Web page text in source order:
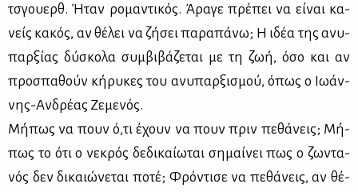
τσγου­ερθ. Ήταν ρο­μα­ντι­κός. Άρα­γε πρέ­πει να εί­ναι κα­
νείς κα­κός, αν θέ­λει να ζή­σει πα­ρα­πά­νω; Η ιδέα της ανυ­
παρ­ξί­ας δύ­σκο­λα συμ­βι­βά­ζε­ται με τη ζωή, όσο και αν
προ­σπα­θούν κή­ρυ­κες του ανυ­παρ­ξι­σμού, όπως ο Ιω­άν­
νης-Αν­δρέ­ας Ζε­με­νός.
Μή­πως να πουν ό,τι έχουν να πουν πριν πε­θά­νεις; Μή­
πως το ότι ο νε­κρός δε­δι­καί­ω­ται ση­μαί­νει πως ο ζω­ντα­
νός δεν δι­καιώ­νε­ται πο­τέ; Φρό­ντι­σε να πε­θά­νεις, αν θέ­